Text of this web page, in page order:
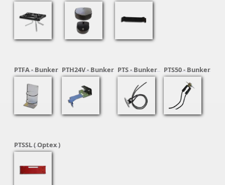
PTFA - Bunker PTH24V - Bunker PTS - Bunker PTS50 - Bunker
PTSSL ( Optex )